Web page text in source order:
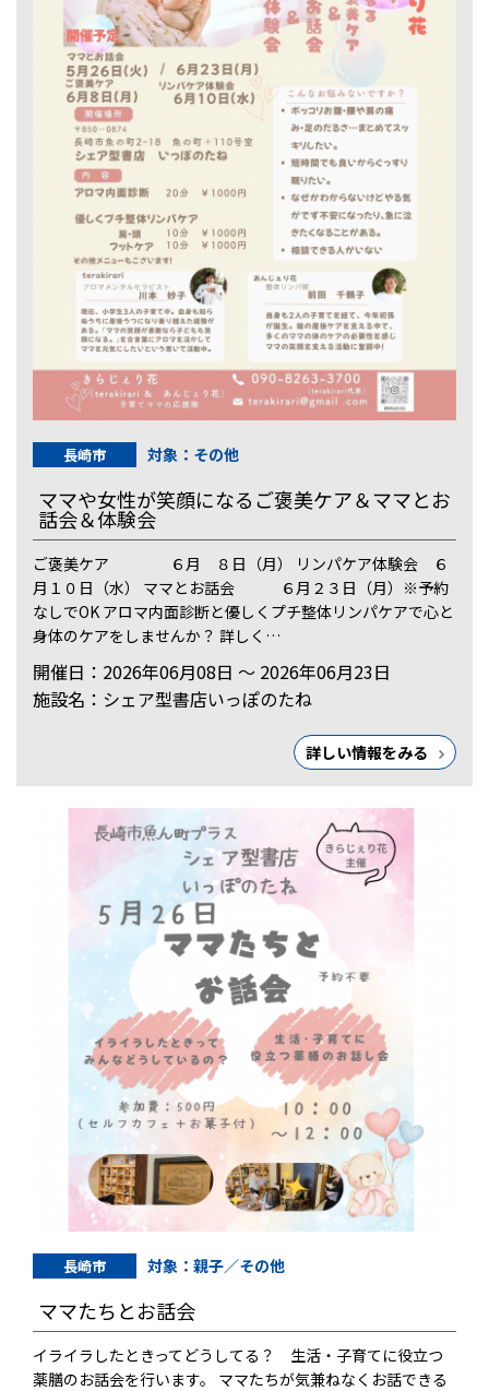
長崎市 対象：その他
ママや女性が笑顔になるご褒美ケア＆ママとお
話会＆体験会
ご褒美ケア ６月 ８日（月） リンパケア体験会 ６
月１０日（水） ママとお話会 ６月２３日（月）※予約
なしでOK アロマ内面診断と優しくプチ整体リンパケアで心と
身体のケアをしませんか？ 詳しく…
開催日：2026年06月08日 ～ 2026年06月23日
施設名：シェア型書店いっぽのたね
詳しい情報をみる
長崎市 対象：親子／その他
ママたちとお話会
イライラしたときってどうしてる？ 生活・子育てに役立つ
薬膳のお話会を行います。 ママたちが気兼ねなくお話できる